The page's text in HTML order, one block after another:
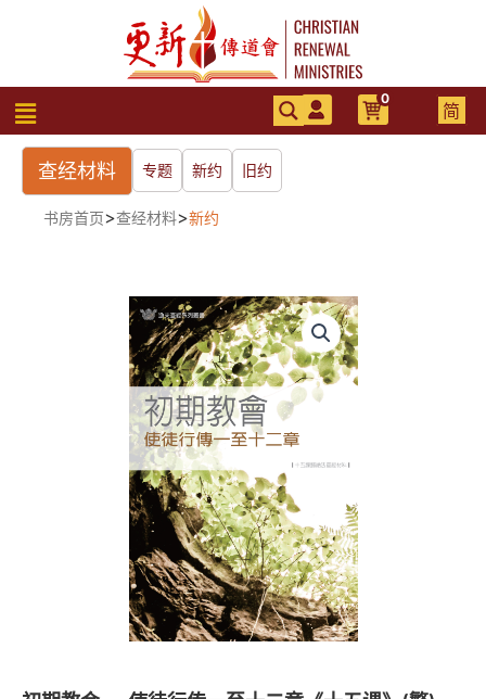
容
菜
单
0
简
查经材料 专题 新约 旧约
书房首页>查经材料>新约
初
期
教
會
──
使
徒
行
傳
一
至
十
二
《十